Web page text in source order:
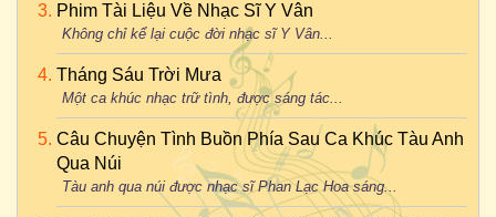
Phim Tài Liệu Về Nhạc Sĩ Y Vân
Không chỉ kể lại cuộc đời nhạc sĩ Y Vân...
Tháng Sáu Trời Mưa
Một ca khúc nhạc trữ tình, được sáng tác...
Câu Chuyện Tình Buồn Phía Sau Ca Khúc Tàu Anh
Qua Núi
Tàu anh qua núi được nhạc sĩ Phan Lạc Hoa sáng...